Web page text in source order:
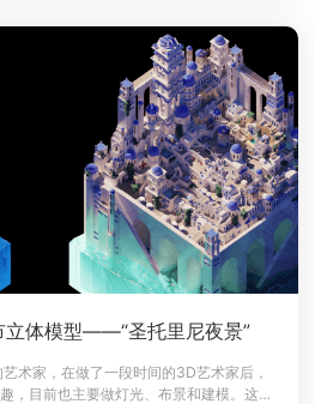
立体模型——“圣托里尼夜景”
术家，在做了一段时间的3D艺术家后，
，目前也主要做灯光、布景和建模。这个